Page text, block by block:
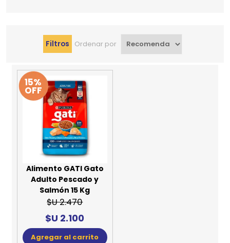
Filtros Ordenar por
15%
OFF
Alimento GATI Gato
Adulto Pescado y
Salmón 15 Kg
$U 2.470
$U 2.100
Agregar al carrito